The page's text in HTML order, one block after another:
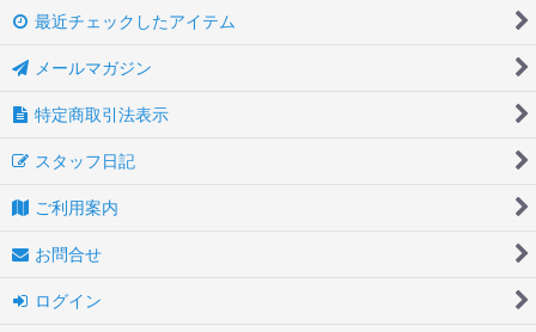
最近チェックしたアイテム
メールマガジン
特定商取引法表示
スタッフ日記
ご利用案内
お問合せ
ログイン